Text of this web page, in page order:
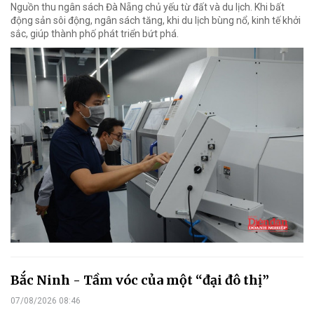
Nguồn thu ngân sách Đà Nẵng chủ yếu từ đất và du lịch. Khi bất
động sản sôi động, ngân sách tăng, khi du lịch bùng nổ, kinh tế khởi
sắc, giúp thành phố phát triển bứt phá.
Bắc Ninh - Tầm vóc của một “đại đô thị”
07/08/2026 08:46